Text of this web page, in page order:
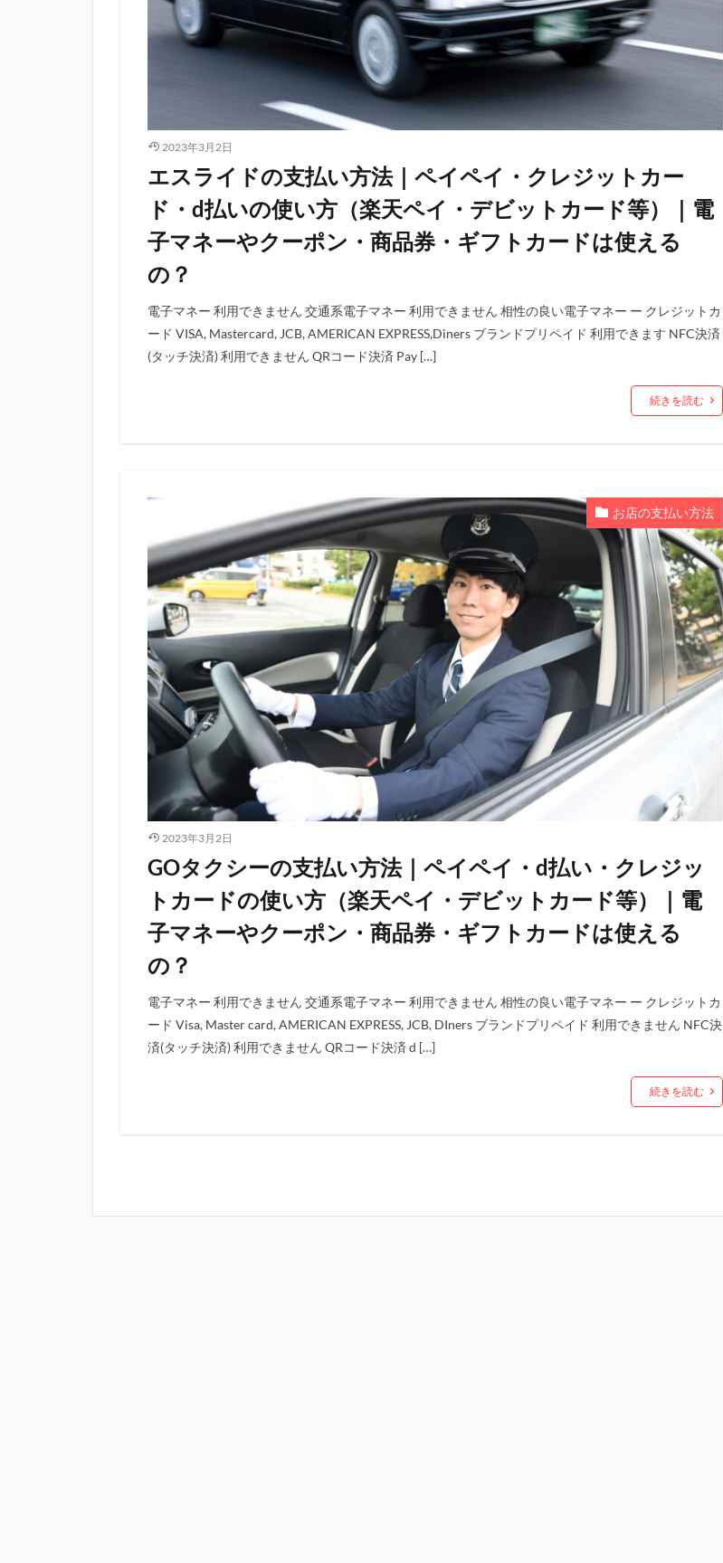
2023年3月2日
エスライドの支払い方法｜ペイペイ・クレジットカー
ド・d払いの使い方（楽天ペイ・デビットカード等）｜電
子マネーやクーポン・商品券・ギフトカードは使える
の？
電子マネー 利用できません 交通系電子マネー 利用できません 相性の良い電子マネー ー クレジットカ
ード VISA, Mastercard, JCB, AMERICAN EXPRESS,Diners ブランドプリペイド 利用できます NFC決済
(タッチ決済) 利用できません QRコード決済 Pay […]
続きを読む
お店の支払い方法
2023年3月2日
GOタクシーの支払い方法｜ペイペイ・d払い・クレジッ
トカードの使い方（楽天ペイ・デビットカード等）｜電
子マネーやクーポン・商品券・ギフトカードは使える
の？
電子マネー 利用できません 交通系電子マネー 利用できません 相性の良い電子マネー ー クレジットカ
ード Visa, Master card, AMERICAN EXPRESS, JCB, DIners ブランドプリペイド 利用できません NFC決
済(タッチ決済) 利用できません QRコード決済 d […]
続きを読む